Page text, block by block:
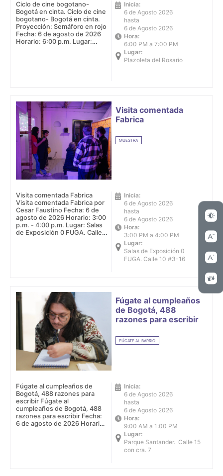
Ciclo de cine bogotano-
Bogotá en cinta. Ciclo de cine
bogotano- Bogotá en cinta.
Proyección: Semáforo en rojo
Fecha: 6 de agosto de 2026
Horario: 6:00 p.m. Lugar:
Inicia:
6 de Agosto 2026
hasta
6 de Agosto 2026
Hora:
6:00 PM a 7:00 PM
Lugar:
Plazoleta del Rosario
Visita comentada
Fabrica
MUESTRA
Visita comentada Fabrica
Visita comentada Fabrica por
Cesar Faustino Fecha: 6 de
agosto de 2026 Horario: 3:00
p.m. - 4:00 p.m. Lugar: Salas
de Exposición 0 FUGA. Calle
Inicia:
6 de Agosto 2026
hasta
6 de Agosto 2026
Hora:
3:00 PM a 4:00 PM
Lugar:
Salas de Exposición 0
FUGA. Calle 10 #3-16
Fúgate al cumpleaños
de Bogotá, 488
razones para escribir
FÚGATE AL BARRIO
Fúgate al cumpleaños de
Bogotá, 488 razones para
escribir Fúgate al
cumpleaños de Bogotá, 488
razones para escribir Fecha:
6 de agosto de 2026 Horario:
Inicia:
6 de Agosto 2026
hasta
6 de Agosto 2026
Hora:
9:00 AM a 1:00 PM
Lugar:
Parque Santander. Calle 15
con cra. 7